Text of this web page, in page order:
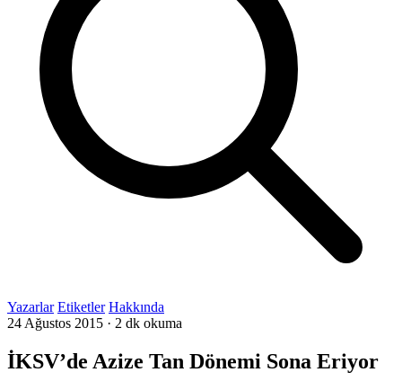
Yazarlar Etiketler Hakkında
24 Ağustos 2015 · 2 dk okuma
İKSV’de Azize Tan Dönemi Sona Eriyor